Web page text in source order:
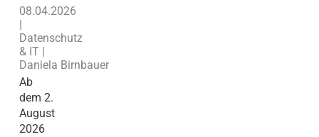
08.04.2026
|
Datenschutz
& IT |
Daniela Birnbauer
Ab
dem 2.
August
2026